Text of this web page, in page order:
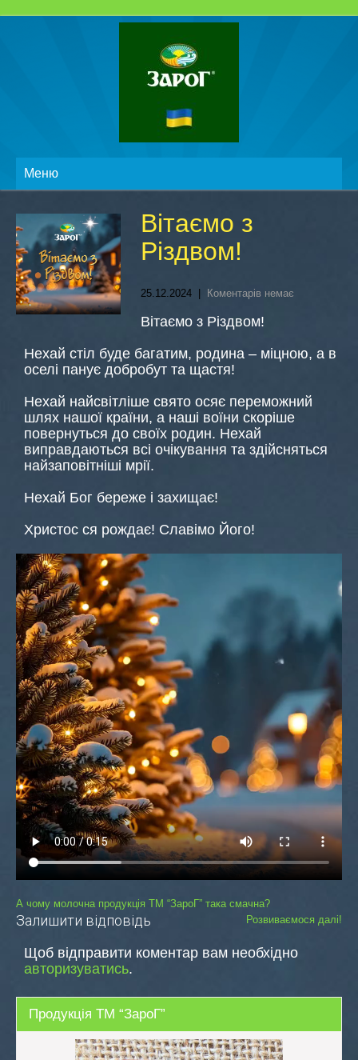
Меню
Вітаємо з
Різдвом!
25.12.2024 Коментарів немає
Вітаємо з Різдвом!
Нехай стіл буде багатим, родина – міцною, а в
оселі панує добробут та щастя!
Нехай найсвітліше свято осяє переможний
шлях нашої країни, а наші воїни скоріше
повернуться до своїх родин. Нехай
виправдаються всі очікування та здійсняться
найзаповітніші мрії.
Нехай Бог береже і захищає!
Христос ся рождає! Славімо Його!
Навігація
записів
А чому молочна продукція ТМ “ЗароГ” така смачна?
Розвиваємося далі!
Залишити відповідь
Щоб відправити коментар вам необхідно
авторизуватись.
Продукція ТМ “ЗароГ”